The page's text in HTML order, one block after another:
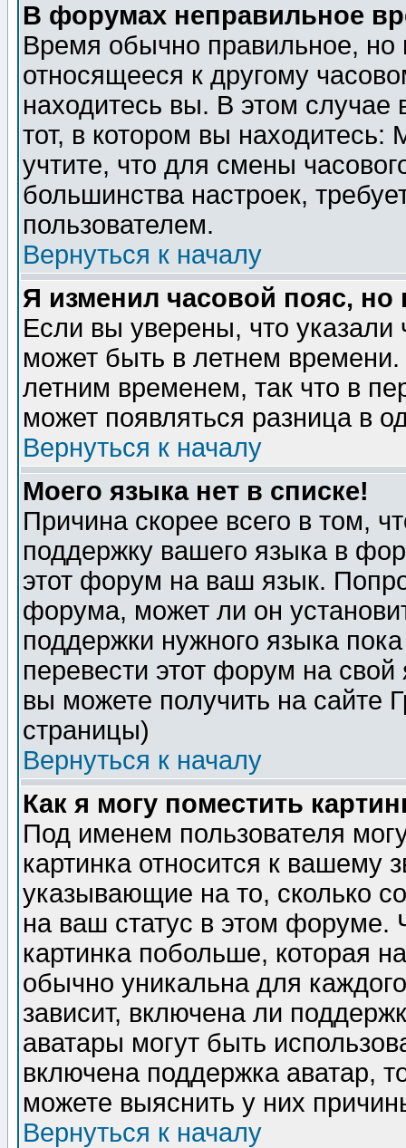
В форумах неправильное
Время обычно правильное,
относящееся к другому
находитесь вы. В этом
тот, в котором вы
учтите, что для смены
большинства настроек,
пользователем.
Вернуться к началу
Я изменил часовой пояс,
Если вы уверены, что указали
может быть в летнем
летним временем, так что в
может появляться разница в
Вернуться к началу
Моего языка нет в списке!
Причина скорее всего в том,
поддержку вашего языка в
этот форум на ваш язык.
форума, может ли он
поддержки нужного языка
перевести этот форум на
вы можете получить на сайте
страницы)
Вернуться к началу
Как я могу поместить
Под именем пользователя
картинка относится к вашему
указывающие на то, сколько
на ваш статус в этом форуме.
картинка побольше, которая
обычно уникальна для
зависит, включена ли
аватары могут быть
включена поддержка аватар,
можете выяснить у них
Вернуться к началу